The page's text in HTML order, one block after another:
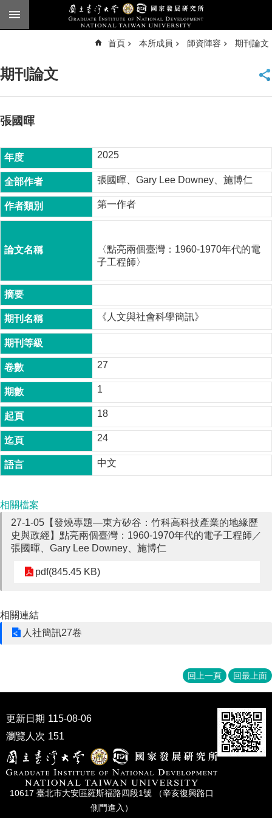
跳到主要內容區塊
臺
頁
公
告
本
所
簡
本
成
員
博
士
班
碩
士
班
在
職
專
班
學
研
國
家
期
刊
所
學
會
首頁 本所成員 師資陣容 期刊論文
期刊論文
張國暉
2025
張國暉、Gary Lee Downey、施博仁
第一作者
〈點亮兩個臺灣：1960-1970年代的電
子工程師〉
《人文與社會科學簡訊》
27
1
18
24
中文
相關檔案
27-1-05【發燒專題―東方矽谷：竹科高科技產業的地緣歷
史與政經】點亮兩個臺灣：1960-1970年代的電子工程師／
張國暉、Gary Lee Downey、施博仁
pdf(845.45 KB)
相關連結
人社簡訊27卷
回上一頁 回最上面
更新日期 115-08-06
瀏覽人次 151
10617 臺北市⼤安區羅斯福路四段1號 （辛亥復興路⼝
側⾨進入）